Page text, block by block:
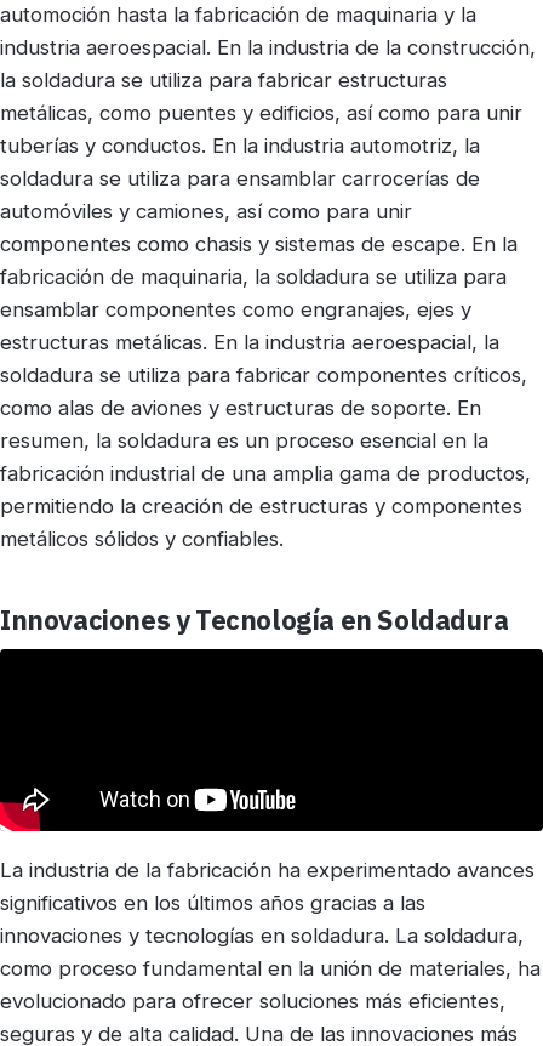
automoción hasta la fabricación de maquinaria y la
industria aeroespacial. En la industria de la construcción,
la soldadura se utiliza para fabricar estructuras
metálicas, como puentes y edificios, así como para unir
tuberías y conductos. En la industria automotriz, la
soldadura se utiliza para ensamblar carrocerías de
automóviles y camiones, así como para unir
componentes como chasis y sistemas de escape. En la
fabricación de maquinaria, la soldadura se utiliza para
ensamblar componentes como engranajes, ejes y
estructuras metálicas. En la industria aeroespacial, la
soldadura se utiliza para fabricar componentes críticos,
como alas de aviones y estructuras de soporte. En
resumen, la soldadura es un proceso esencial en la
fabricación industrial de una amplia gama de productos,
permitiendo la creación de estructuras y componentes
metálicos sólidos y confiables.
Innovaciones y Tecnología en Soldadura
La industria de la fabricación ha experimentado avances
significativos en los últimos años gracias a las
innovaciones y tecnologías en soldadura. La soldadura,
como proceso fundamental en la unión de materiales, ha
evolucionado para ofrecer soluciones más eficientes,
seguras y de alta calidad. Una de las innovaciones más